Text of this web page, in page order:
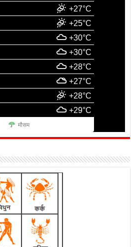
+27°C
+25°C
+30°C
+30°C
+28°C
+27°C
+28°C
+29°C
मौसम